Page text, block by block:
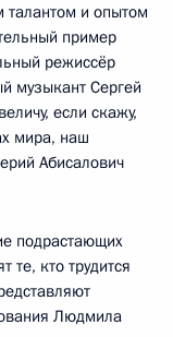
талантом и опытом
пример
режиссёр
музыкант Сергей
если скажу,
мира, наш
Абисалович
подрастающих
те, кто трудится
Людмила